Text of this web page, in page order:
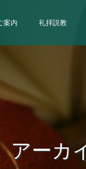
案内 礼拝説教
アーカ